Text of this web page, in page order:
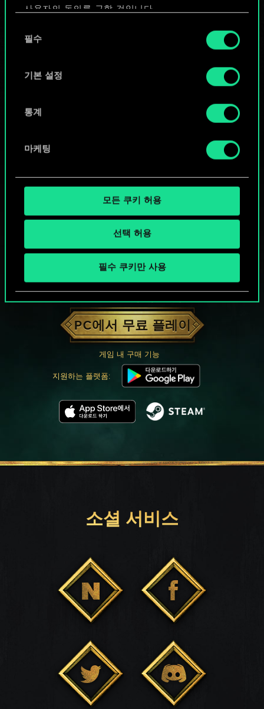
사용자의 동의를 구할 것입니다.
쿠키 사용에 관한 세부 사항이나 관련 설정은 아래의
필수
기본 설정
통계
마케팅
모든 쿠키 허용
선택 허용
필수 쿠키만 사용
궨트 한 판 어떠신가요?
PC에서 무료 플레이
게임 내 구매 기능
지원하는 플랫폼:
소셜 서비스